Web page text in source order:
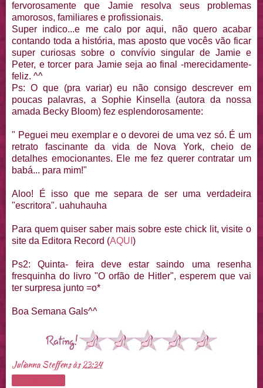
fervorosamente que Jamie resolva seus problemas
amorosos, familiares e profissionais.
Super indico...e me calo por aqui, não quero acabar
contando toda a história, mas aposto que vocês vão ficar
super curiosas sobre o convívio singular de Jamie e
Peter, e torcer para Jamie seja ao final -merecidamente-
feliz. ^^
Ps: O que (pra variar) eu não consigo descrever em
poucas palavras, a Sophie Kinsella (autora da nossa
amada Becky Bloom) fez esplendorosamente:
" Peguei meu exemplar e o devorei de uma vez só. É um
retrato fascinante da vida de Nova York, cheio de
detalhes emocionantes. Ele me fez querer contratar um
babá... para mim!"
Aloo! É isso que me separa de ser uma verdadeira
"escritora". uahuhauha
Para quem quiser saber mais sobre este chick lit, visite o
site da Editora Record (AQUI )
Ps2: Quinta- feira deve estar saindo uma resenha
fresquinha do livro "O orfão de Hitler", esperem que vai
ter surpresa junto =o*
Boa Semana Gals^^
Julianna Steffensàs23:34